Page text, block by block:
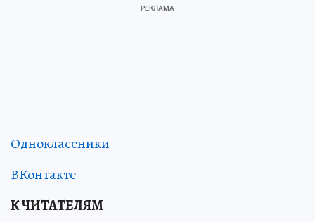
Одноклассники
ВКонтакте
К ЧИТАТЕЛЯМ